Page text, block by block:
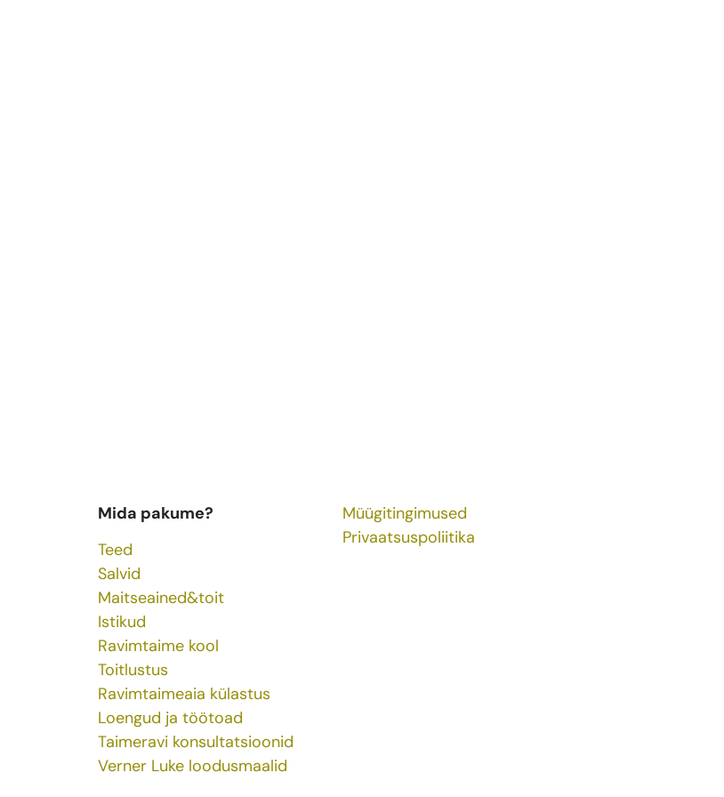
Mida pakume?
Teed
Salvid
Maitseained&toit
Istikud
Ravimtaime kool
Toitlustus
Ravimtaimeaia külastus
Loengud ja töötoad
Taimeravi konsultatsioonid
Verner Luke loodusmaalid
Müügitingimused
Privaatsuspoliitika